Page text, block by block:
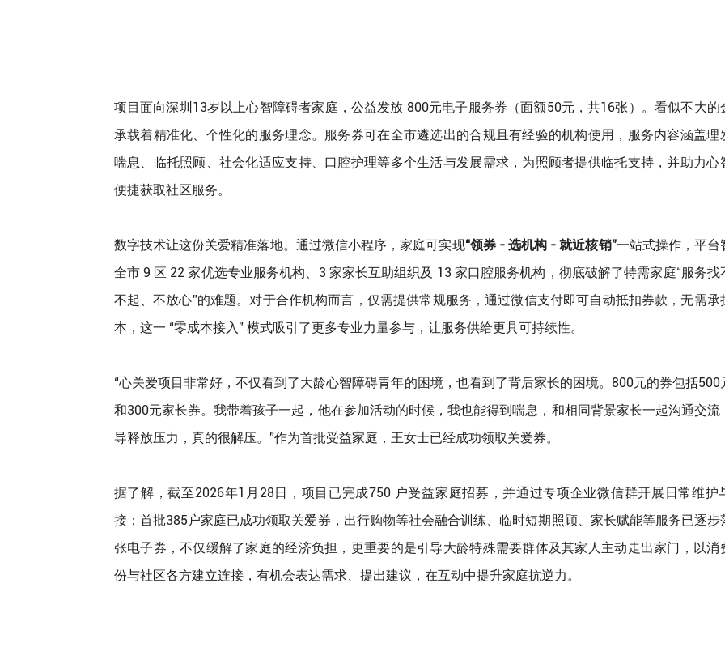
项目面向深圳13岁以上心智障碍者家庭，公益发放 800元电子服务券（面额50元，共16张）。看似不大的
承载着精准化、个性化的服务理念。服务券可在全市遴选出的合规且有经验的机构使用，服务内容涵盖理
喘息、临托照顾、社会化适应支持、口腔护理等多个生活与发展需求，为照顾者提供临托支持，并助力心
便捷获取社区服务。
数字技术让这份关爱精准落地。通过微信小程序，家庭可实现“领券 - 选机构 - 就近核销”一站式操作，平台
全市 9 区 22 家优选专业服务机构、3 家家长互助组织及 13 家口腔服务机构，彻底破解了特需家庭“服务找
不起、不放心”的难题。对于合作机构而言，仅需提供常规服务，通过微信支付即可自动抵扣券款，无需承
本，这一 “零成本接入” 模式吸引了更多专业力量参与，让服务供给更具可持续性。
“心关爱项目非常好，不仅看到了大龄心智障碍青年的困境，也看到了背后家长的困境。800元的券包括500
和300元家长券。我带着孩子一起，他在参加活动的时候，我也能得到喘息，和相同背景家长一起沟通交流
导释放压力，真的很解压。”作为首批受益家庭，王女士已经成功领取关爱券。
据了解，截至2026年1月28日，项目已完成750 户受益家庭招募，并通过专项企业微信群开展日常维护
接；首批385户家庭已成功领取关爱券，出行购物等社会融合训练、临时短期照顾、家长赋能等服务已逐步
张电子券，不仅缓解了家庭的经济负担，更重要的是引导大龄特殊需要群体及其家人主动走出家门，以消
份与社区各方建立连接，有机会表达需求、提出建议，在互动中提升家庭抗逆力。